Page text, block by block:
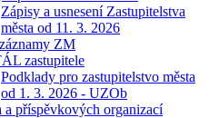
Zápisy a usnesení Zastupitelstva
města od 11. 3. 2026
ZM
zastupitele
Podklady pro zastupitelstvo města
od 1. 3. 2026 - UZOb
a příspěvkových organizací